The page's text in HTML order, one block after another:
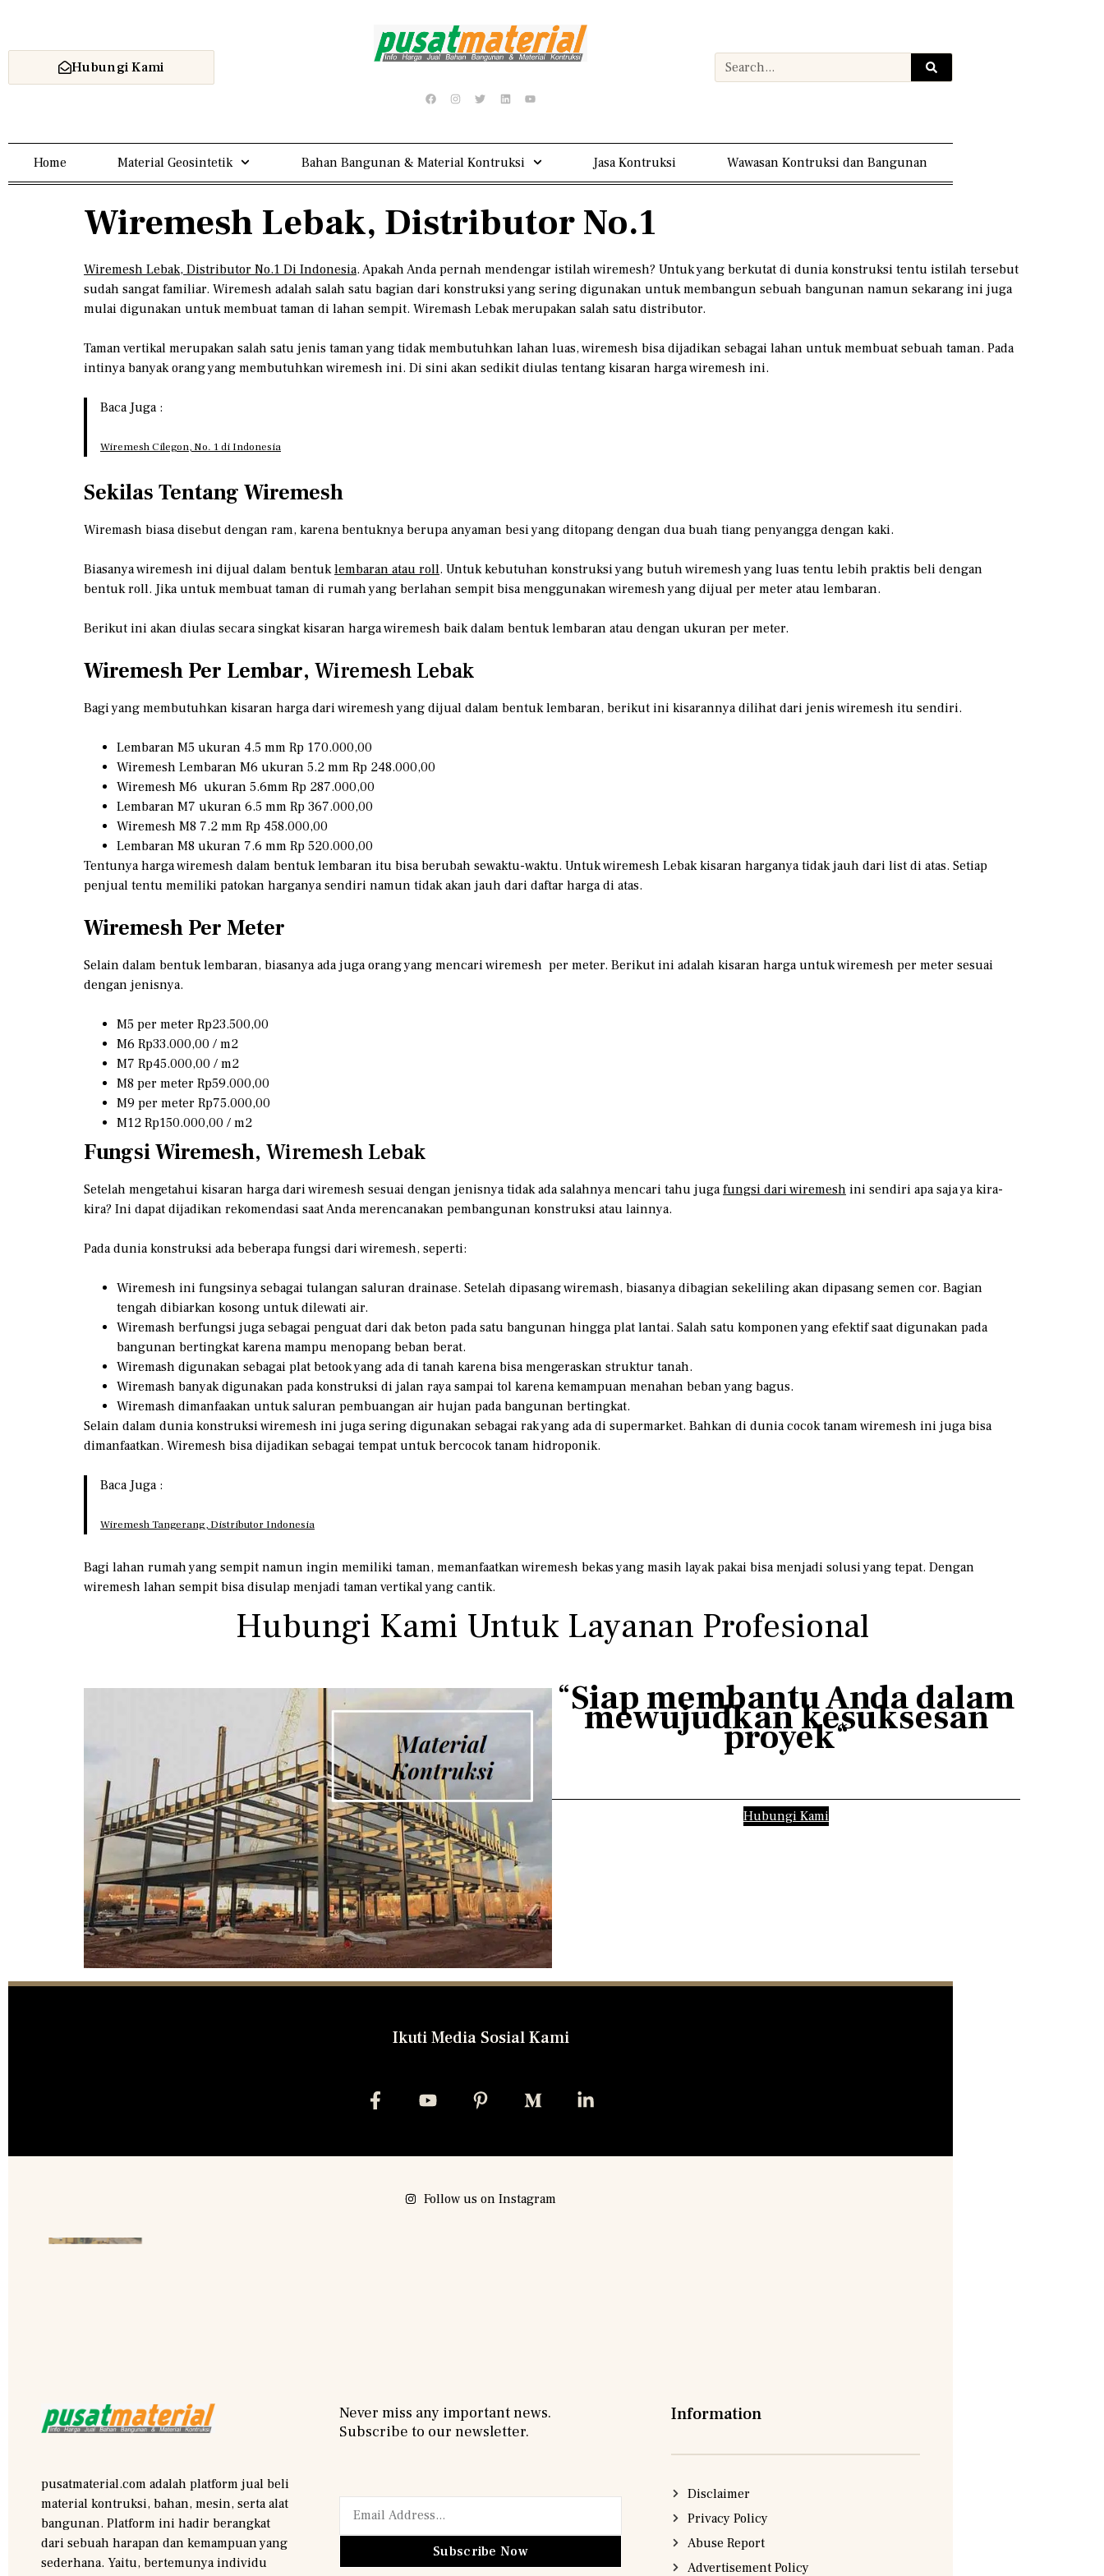
Hubungi Kami
Home Material Geosintetik Bahan Bangunan & Material Kontruksi Jasa Kontruksi Wawasan Kontruksi dan Bangunan
Wiremesh Lebak, Distributor No.1
Wiremesh Lebak, Distributor No.1 Di Indonesia. Apakah Anda pernah mendengar istilah wiremesh? Untuk yang berkutat di dunia konstruksi tentu istilah tersebut
sudah sangat familiar. Wiremesh adalah salah satu bagian dari konstruksi yang sering digunakan untuk membangun sebuah bangunan namun sekarang ini juga
mulai digunakan untuk membuat taman di lahan sempit. Wiremash Lebak merupakan salah satu distributor.
Taman vertikal merupakan salah satu jenis taman yang tidak membutuhkan lahan luas, wiremesh bisa dijadikan sebagai lahan untuk membuat sebuah taman. Pada
intinya banyak orang yang membutuhkan wiremesh ini. Di sini akan sedikit diulas tentang kisaran harga wiremesh ini.
Baca Juga :
Wiremesh Cilegon, No. 1 di Indonesia
Sekilas Tentang Wiremesh
Wiremash biasa disebut dengan ram, karena bentuknya berupa anyaman besi yang ditopang dengan dua buah tiang penyangga dengan kaki.
Biasanya wiremesh ini dijual dalam bentuklembaran atau roll. Untuk kebutuhan konstruksi yang butuh wiremesh yang luas tentu lebih praktis beli dengan
bentuk roll. Jika untuk membuat taman di rumah yang berlahan sempit bisa menggunakan wiremesh yang dijual per meter atau lembaran.
Berikut ini akan diulas secara singkat kisaran harga wiremesh baik dalam bentuk lembaran atau dengan ukuran per meter.
Wiremesh Per Lembar, Wiremesh Lebak
Bagi yang membutuhkan kisaran harga dari wiremesh yang dijual dalam bentuk lembaran, berikut ini kisarannya dilihat dari jenis wiremesh itu sendiri.
Lembaran M5 ukuran 4.5 mm Rp 170.000,00
Wiremesh Lembaran M6 ukuran 5.2 mm Rp 248.000,00
Wiremesh M6 ukuran 5.6mm Rp 287.000,00
Lembaran M7 ukuran 6.5 mm Rp 367.000,00
Wiremesh M8 7.2 mm Rp 458.000,00
Lembaran M8 ukuran 7.6 mm Rp 520.000,00
Tentunya harga wiremesh dalam bentuk lembaran itu bisa berubah sewaktu-waktu. Untuk wiremesh Lebak kisaran harganya tidak jauh dari list di atas. Setiap
penjual tentu memiliki patokan harganya sendiri namun tidak akan jauh dari daftar harga di atas.
Wiremesh Per Meter
Selain dalam bentuk lembaran, biasanya ada juga orang yang mencari wiremesh per meter. Berikut ini adalah kisaran harga untuk wiremesh per meter sesuai
dengan jenisnya.
M5 per meter Rp23.500,00
M6 Rp33.000,00 / m2
M7 Rp45.000,00 / m2
M8 per meter Rp59.000,00
M9 per meter Rp75.000,00
M12 Rp150.000,00 / m2
Fungsi Wiremesh, Wiremesh Lebak
Setelah mengetahui kisaran harga dari wiremesh sesuai dengan jenisnya tidak ada salahnya mencari tahu jugafungsi dari wiremesh ini sendiri apa saja ya kira-
kira? Ini dapat dijadikan rekomendasi saat Anda merencanakan pembangunan konstruksi atau lainnya.
Pada dunia konstruksi ada beberapa fungsi dari wiremesh, seperti:
Wiremesh ini fungsinya sebagai tulangan saluran drainase. Setelah dipasang wiremash, biasanya dibagian sekeliling akan dipasang semen cor. Bagian
tengah dibiarkan kosong untuk dilewati air.
Wiremash berfungsi juga sebagai penguat dari dak beton pada satu bangunan hingga plat lantai. Salah satu komponen yang efektif saat digunakan pada
bangunan bertingkat karena mampu menopang beban berat.
Wiremash digunakan sebagai plat betook yang ada di tanah karena bisa mengeraskan struktur tanah.
Wiremash banyak digunakan pada konstruksi di jalan raya sampai tol karena kemampuan menahan beban yang bagus.
Wiremash dimanfaakan untuk saluran pembuangan air hujan pada bangunan bertingkat.
Selain dalam dunia konstruksi wiremesh ini juga sering digunakan sebagai rak yang ada di supermarket. Bahkan di dunia cocok tanam wiremesh ini juga bisa
dimanfaatkan. Wiremesh bisa dijadikan sebagai tempat untuk bercocok tanam hidroponik.
Baca Juga :
Wiremesh Tangerang, Distributor Indonesia
Bagi lahan rumah yang sempit namun ingin memiliki taman, memanfaatkan wiremesh bekas yang masih layak pakai bisa menjadi solusi yang tepat. Dengan
wiremesh lahan sempit bisa disulap menjadi taman vertikal yang cantik.
Hubungi Kami Untuk Layanan Profesional
“Siap membantu Anda dalam
mewujudkan kesuksesan
proyek“
Hubungi Kami
Ikuti Media Sosial Kami
Follow us on Instagram
pusatmaterial.com adalah platform jual beli
material kontruksi, bahan, mesin, serta alat
bangunan. Platform ini hadir berangkat
dari sebuah harapan dan kemampuan yang
sederhana. Yaitu, bertemunya individu
Never miss any important news.
Subscribe to our newsletter.
Subscribe Now
Information
Disclaimer
Privacy Policy
Abuse Report
Advertisement Policy